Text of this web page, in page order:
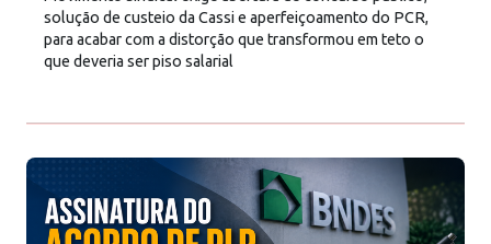
solução de custeio da Cassi e aperfeiçoamento do PCR,
para acabar com a distorção que transformou em teto o
que deveria ser piso salarial